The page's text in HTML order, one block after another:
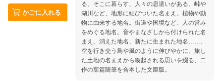
かごに入れる
る。そこに暮らす、人々の息遣いがある。峠や
湖川など、地形に結びついた名まえ。植物や動
物に由来する地名。街道や国境など、人の営み
をめぐる地名。音やまなざしから付けられた名
まえ。消えた地名、新たに生まれた地名……。
空を行き交う鳥や風のように伸びやかに、旅し
た土地の名まえから喚起される思いを綴る、二
作の葉篇随筆を合本した文庫版。